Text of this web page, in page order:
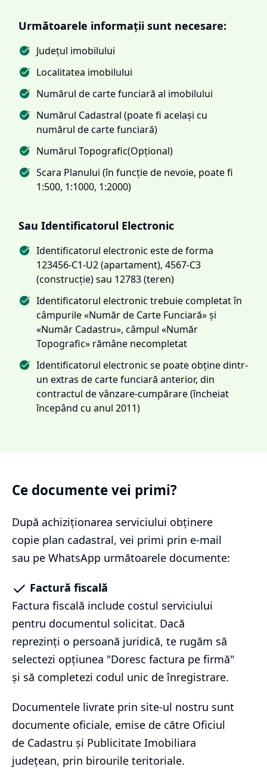
Următoarele informații sunt necesare:
Județul imobilului
Localitatea imobilului
Numărul de carte funciară al imobilului
Numărul Cadastral (poate fi același cu
numărul de carte funciară)
Numărul Topografic(Opțional)
Scara Planului (în funcție de nevoie, poate fi
1:500, 1:1000, 1:2000)
Sau Identificatorul Electronic
Identificatorul electronic este de forma
123456-C1-U2 (apartament), 4567-C3
(construcție) sau 12783 (teren)
Identificatorul electronic trebuie completat în
câmpurile «Număr de Carte Funciară» și
«Număr Cadastru», câmpul «Număr
Topografic» rămâne necompletat
Identificatorul electronic se poate obține dintr-
un extras de carte funciară anterior, din
contractul de vânzare-cumpărare (încheiat
începând cu anul 2011)
Ce documente vei primi?
După achiziționarea serviciului obținere
copie plan cadastral, vei primi prin e-mail
sau pe WhatsApp următoarele documente:
Factură fiscală
Factura fiscală include costul serviciului
pentru documentul solicitat. Dacă
reprezinți o persoană juridică, te rugăm să
selectezi opțiunea "Doresc factura pe firmă"
și să completezi codul unic de înregistrare.
Documentele livrate prin site-ul nostru sunt
documente oficiale, emise de către Oficiul
de Cadastru și Publicitate Imobiliara
județean, prin birourile teritoriale.